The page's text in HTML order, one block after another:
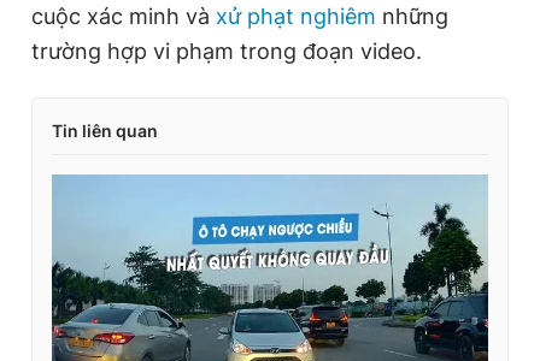
cuộc xác minh và xử phạt nghiêm những
trường hợp vi phạm trong đoạn video.
Tin liên quan